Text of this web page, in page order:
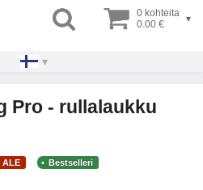
0 kohteita
0.00 €
▾
Pro - rullalaukku
ALE Bestselleri